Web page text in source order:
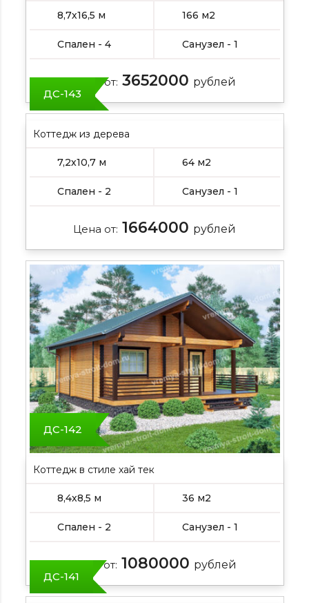
8,7х16,5 м 166 м2
Спален - 4 Санузел - 1
Цена от: 3652000 рублей
ДС-143
Коттедж из дерева
7,2х10,7 м 64 м2
Спален - 2 Санузел - 1
Цена от: 1664000 рублей
ДС-142
Коттедж в стиле хай тек
8,4х8,5 м 36 м2
Спален - 2 Санузел - 1
Цена от: 1080000 рублей
ДС-141